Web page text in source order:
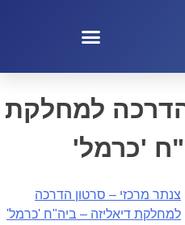
למחלקת
'כרמל'
צנתר מרכזי – סרטון הדרכה
למחלקת דיאליזה – ביה"ח 'כרמל'